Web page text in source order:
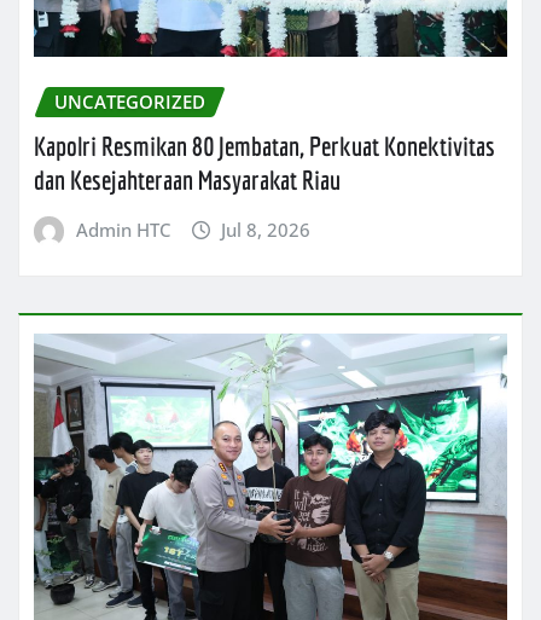
UNCATEGORIZED
Kapolri Resmikan 80 Jembatan, Perkuat Konektivitas
dan Kesejahteraan Masyarakat Riau
Admin HTC Jul 8, 2026